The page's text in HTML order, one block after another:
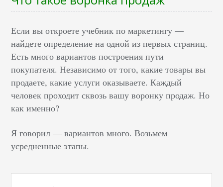
Если вы откроете учебник по маркетингу —
найдете определение на одной из первых страниц.
Есть много вариантов построения пути
покупателя. Независимо от того, какие товары вы
продаете, какие услуги оказываете. Каждый
человек проходит сквозь вашу воронку продаж. Но
как именно?
Я говорил — вариантов много. Возьмем
усредненные этапы.